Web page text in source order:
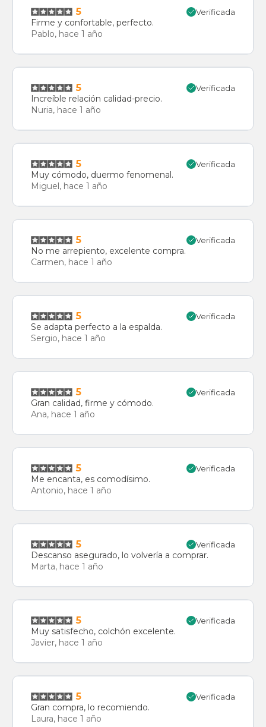
5 Verificada
Firme y confortable, perfecto.
Pablo, hace 1 año
5 Verificada
Increíble relación calidad-precio.
Nuria, hace 1 año
5 Verificada
Muy cómodo, duermo fenomenal.
Miguel, hace 1 año
5 Verificada
No me arrepiento, excelente compra.
Carmen, hace 1 año
5 Verificada
Se adapta perfecto a la espalda.
Sergio, hace 1 año
5 Verificada
Gran calidad, firme y cómodo.
Ana, hace 1 año
5 Verificada
Me encanta, es comodísimo.
Antonio, hace 1 año
5 Verificada
Descanso asegurado, lo volvería a comprar.
Marta, hace 1 año
5 Verificada
Muy satisfecho, colchón excelente.
Javier, hace 1 año
5 Verificada
Gran compra, lo recomiendo.
Laura, hace 1 año